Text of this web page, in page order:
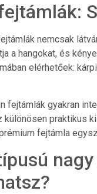
nemcsak
a hangokat, és
elérhetőek:
fejtámlák gyakran
különösen praktikus
fejtámla